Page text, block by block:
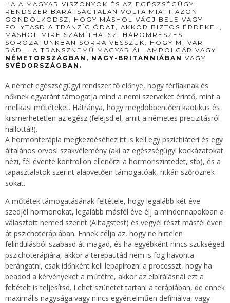
HA A MAGYAR VISZONYOK ÉS AZ EGÉSZSÉGÜGYI
RENDSZER BARÁTSÁGTALAN VOLTA MIATT AZON
GONDOLKODSZ, HOGY MÁSHOL VÁGJ BELE VAGY
FOLYTASD A TRANZÍCIÓDAT, AKKOR BIZTOS ÉRDEKEL,
MÁSHOL MIRE SZÁMÍTHATSZ. HÁROMRÉSZES
SOROZATUNKBAN SORRA VESSZÜK, HOGY MI VÁR
RÁD, HA TRANSZNEMŰ MAGYAR ÁLLAMPOLGÁR VAGY
NÉMETORSZÁGBAN, NAGY-BRITANNIÁBAN
VAGY
SVÉDORSZÁGBAN.
A német egészségügyi rendszer fő előnye, hogy férfiaknak és
nőknek egyaránt támogatja mind a nemi szerveket érintő, mint a
mellkasi műtéteket. Hátránya, hogy megdöbbentően kaotikus és
kiismerhetetlen az egész (felejsd el, amit a németes precizitásról
hallottál!).
A hormonterápia megkezdéséhez itt is kell egy pszichiáteri és egy
általános orvosi szakvélemény (aki az egészségügyi kockázatokat
nézi, fél évente kontrollon ellenőrzi a hormonszintedet, stb), és a
tapasztalatok szerint alapvetően támogatóak, ritkán szőröznek
sokat.
A műtétek támogatásának feltétele, hogy legalább két éve
szedjél hormonokat, legalább másfél éve élj a mindennapokban a
választott nemed szerint (Alltagstest) és vegyél részt másfél éven
át pszichoterápiában. Ennek célja az, hogy ne hirtelen
felindulásból szabasd át magad, és ha egyébként nincs szükséged
pszichoterápiára, akkor a terepautád nem is fog havonta
berángatni, csak időnként kell lepapírozni a processzt, hogy ha
beadod a kérvényeket a műtétre, akkor az elbírálásnál ezt a
feltételt is teljesítsd. Lehet szünetet tartani a terápiában, de ennek
maximális nagysága vagy nincs egyértelműen definiálva, vagy